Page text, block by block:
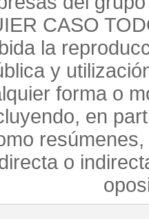
CASO
la
y
forma o
en
o